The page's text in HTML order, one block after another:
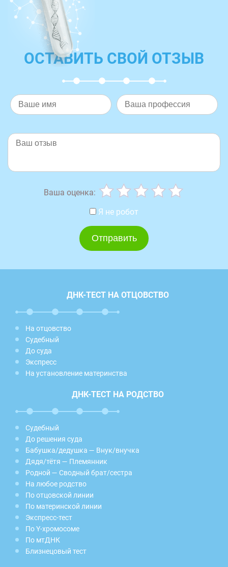
ОСТАВИТЬ СВОЙ ОТЗЫВ
Ваша оценка:
Я не робот
ДНК-ТЕСТ НА ОТЦОВСТВО
На отцовство
Судебный
До суда
Экспресс
На установление материнства
ДНК-ТЕСТ НА РОДСТВО
Судебный
До решения суда
Бабушка/дедушка — Внук/внучка
Дядя/тётя — Племянник
Родной — Сводный брат/сестра
На любое родство
По отцовской линии
По материнской линии
Экспресс-тест
По Y-хромосоме
По мтДНК
Близнецовый тест